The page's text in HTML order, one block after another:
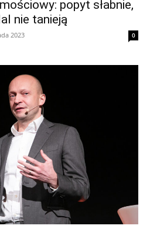
popyt słabnie,
nie tanieją
2023 0